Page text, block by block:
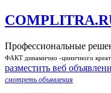
Профессиональные
ФАКТ динамично -циничного
разместить веб
смотреть объявления